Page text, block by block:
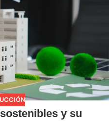
y su